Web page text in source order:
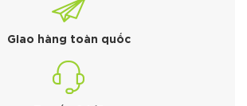
Giao hàng toàn quốc